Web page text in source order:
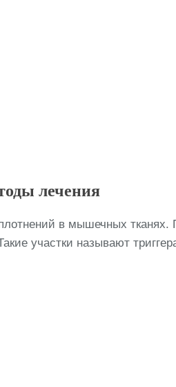
лечения
в мышечных
участки называют